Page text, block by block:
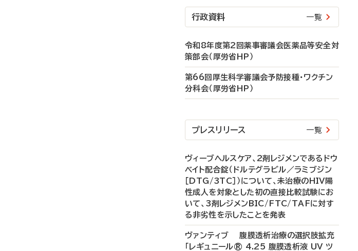
行政資料 一覧
令和8年度第2回薬事審議会医薬品等安全対
策部会（厚労省HP）
第66回厚生科学審議会予防接種・ワクチン
分科会（厚労省HP）
プレスリリース 一覧
ヴィーブヘルスケア、2剤レジメンであるドウ
ベイト配合錠（ドルテグラビル／ラミブジン
［DTG/3TC］）について、未治療のHIV陽
性成人を対象とした初の直接比較試験にお
いて、3剤レジメンBIC/FTC/TAFに対す
る非劣性を示したことを発表
ヴァンティブ 腹膜透析治療の選択肢拡充
「レギュニール® 4.25 腹膜透析液 UV ツ